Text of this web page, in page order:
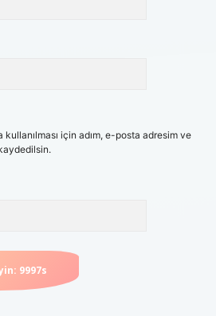
kullanılması için adım, e-posta adresim ve